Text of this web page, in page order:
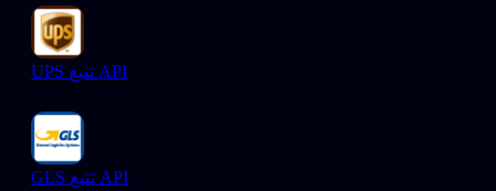
UPS تتبع API
GLS تتبع API